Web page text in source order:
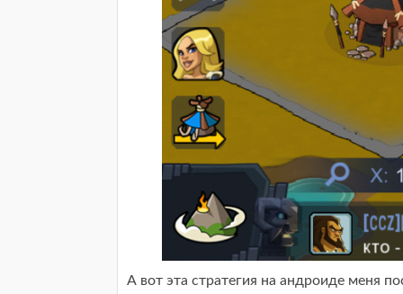
А вот эта стратегия на андроиде меня